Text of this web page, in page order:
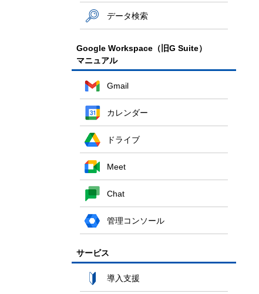
データ検索
Google Workspace（旧G Suite）
マニュアル
Gmail
カレンダー
ドライブ
Meet
Chat
管理コンソール
サービス
導入支援